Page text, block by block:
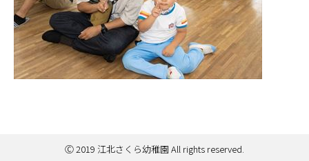
Ⓒ 2019 江北さくら幼稚園 All rights reserved.